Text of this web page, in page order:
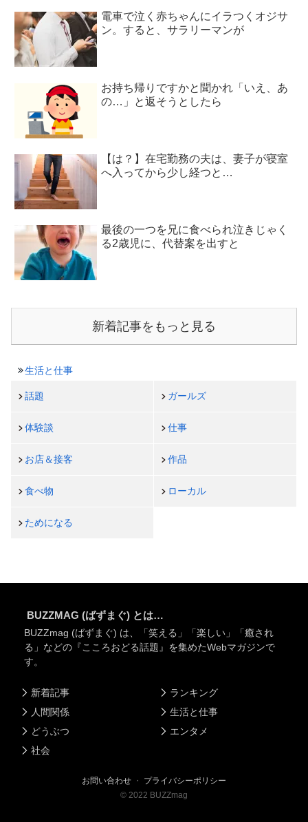
電車で泣く赤ちゃんにイラつくオジサ
ン。すると、サラリーマンが
お持ち帰りですかと聞かれ「いえ、あ
の…」と返そうとしたら
【は？】在宅勤務の夫は、妻子が寝室
へ入ってから少し経つと…
最後の一つを兄に食べられ泣きじゃく
る2歳児に、代替案を出すと
新着記事をもっと見る
生活と仕事
話題 ガールズ
体験談 仕事
お店＆接客 作品
食べ物 ローカル
ためになる
BUZZMAG (ばずまぐ) とは…
BUZZmag (ばずまぐ) は、「笑える」「楽しい」「癒され
る」などの『こころおどる話題』を集めたWebマガジンで
す。
新着記事
人間関係
どうぶつ
社会
ランキング
生活と仕事
エンタメ
お問い合わせ ・ プライバシーポリシー
© 2022 BUZZmag